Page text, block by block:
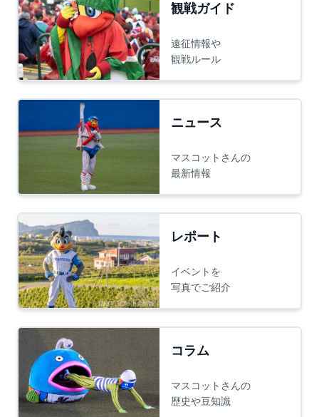
観戦ガイド
遠征情報や
観戦ルール
ニュース
マスコットさんの
最新情報
レポート
イベントを
写真でご紹介
コラム
マスコットさんの
歴史や豆知識